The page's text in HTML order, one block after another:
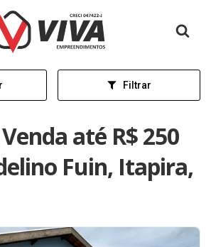
inicial
Filtrar
até R$ 250
Fuin, Itapira,